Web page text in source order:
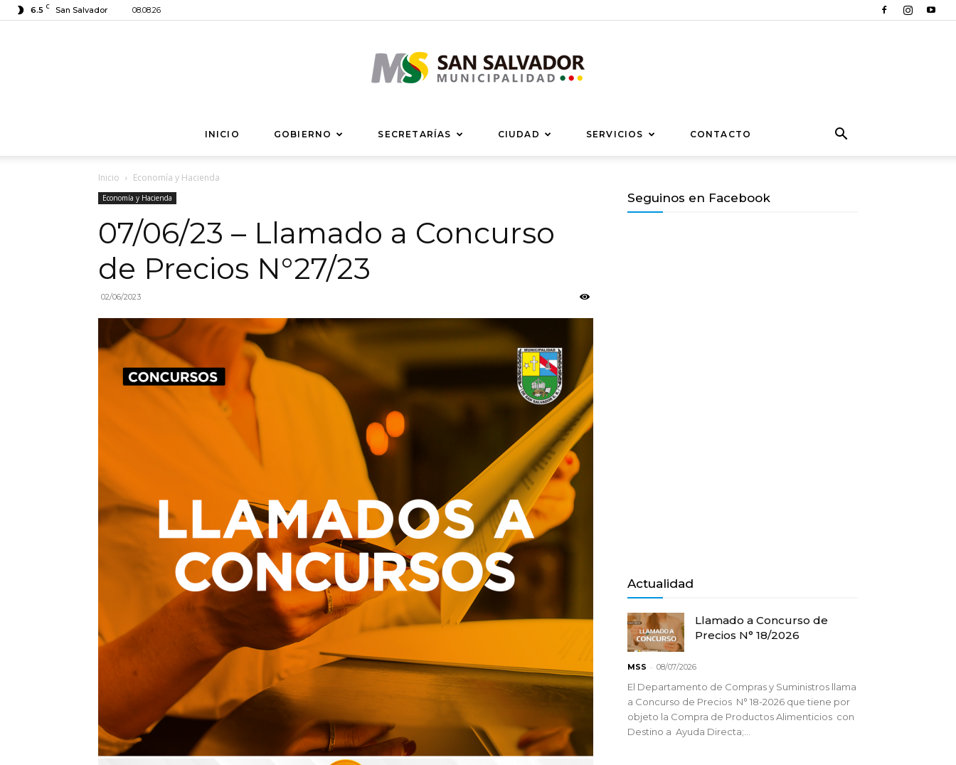
6.5 C San Salvador 08.08.26
Municipalidad
INICIO GOBIERNO SECRETARÍAS CIUDAD SERVICIOS CONTACTO
Inicio Economía y Hacienda
Economía y Hacienda
07/06/23 – Llamado a Concurso
de Precios N°27/23
02/06/2023
Seguinos en Facebook
Actualidad
Llamado a Concurso de
Precios N° 18/2026
MSS - 08/07/2026
El Departamento de Compras y Suministros llama
a Concurso de Precios N° 18-2026 que tiene por
objeto la Compra de Productos Alimenticios con
Destino a Ayuda Directa;...